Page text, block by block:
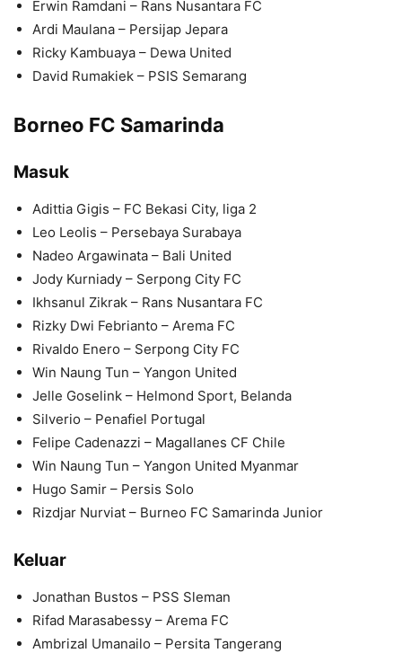
Erwin Ramdani – Rans Nusantara FC
Ardi Maulana – Persijap Jepara
Ricky Kambuaya – Dewa United
David Rumakiek – PSIS Semarang
Borneo FC Samarinda
Masuk
Adittia Gigis – FC Bekasi City, liga 2
Leo Leolis – Persebaya Surabaya
Nadeo Argawinata – Bali United
Jody Kurniady – Serpong City FC
Ikhsanul Zikrak – Rans Nusantara FC
Rizky Dwi Febrianto – Arema FC
Rivaldo Enero – Serpong City FC
Win Naung Tun – Yangon United
Jelle Goselink – Helmond Sport, Belanda
Silverio – Penafiel Portugal
Felipe Cadenazzi – Magallanes CF Chile
Win Naung Tun – Yangon United Myanmar
Hugo Samir – Persis Solo
Rizdjar Nurviat – Burneo FC Samarinda Junior
Keluar
Jonathan Bustos – PSS Sleman
Rifad Marasabessy – Arema FC
Ambrizal Umanailo – Persita Tangerang